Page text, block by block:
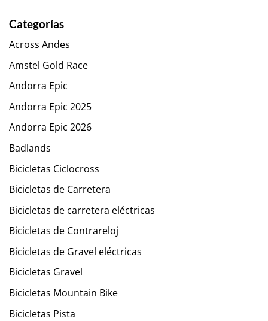
Categorías
Across Andes
Amstel Gold Race
Andorra Epic
Andorra Epic 2025
Andorra Epic 2026
Badlands
Bicicletas Ciclocross
Bicicletas de Carretera
Bicicletas de carretera eléctricas
Bicicletas de Contrareloj
Bicicletas de Gravel eléctricas
Bicicletas Gravel
Bicicletas Mountain Bike
Bicicletas Pista